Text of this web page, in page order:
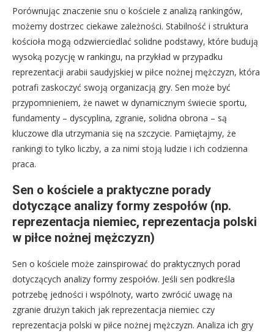
Porównując znaczenie snu o kościele z analizą rankingów,
możemy dostrzec ciekawe zależności. Stabilność i struktura
kościoła mogą odzwierciedlać solidne podstawy, które budują
wysoką pozycję w rankingu, na przykład w przypadku
reprezentacji arabii saudyjskiej w piłce nożnej mężczyzn, która
potrafi zaskoczyć swoją organizacją gry. Sen może być
przypomnieniem, że nawet w dynamicznym świecie sportu,
fundamenty – dyscyplina, zgranie, solidna obrona – są
kluczowe dla utrzymania się na szczycie. Pamiętajmy, że
rankingi to tylko liczby, a za nimi stoją ludzie i ich codzienna
praca.
Sen o kościele a praktyczne porady
dotyczące analizy formy zespołów (np.
reprezentacja niemiec, reprezentacja polski
w piłce nożnej mężczyzn)
Sen o kościele może zainspirować do praktycznych porad
dotyczących analizy formy zespołów. Jeśli sen podkreśla
potrzebę jedności i wspólnoty, warto zwrócić uwagę na
zgranie drużyn takich jak reprezentacja niemiec czy
reprezentacja polski w piłce nożnej mężczyzn. Analiza ich gry